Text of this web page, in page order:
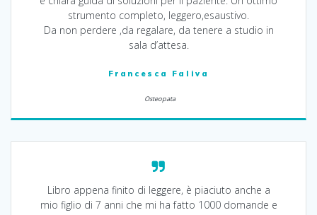
strumento completo, leggero,esaustivo.
Da non perdere ,da regalare, da tenere a studio in
sala d’attesa.
Francesca Faliva
Osteopata
Libro appena finito di leggere, è piaciuto anche a
mio figlio di 7 anni che mi ha fatto 1000 domande e